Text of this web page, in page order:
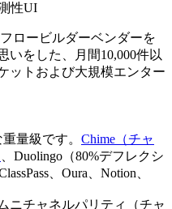
性UI
ロービルダーベンダーを
いをした、月間10,000件以
ットおよび大規模エンター
量級です。 Chime（チャ
、Duolingo（80%デフレクシ
、Oura、Notion、
ニチャネルパリティ（チャ